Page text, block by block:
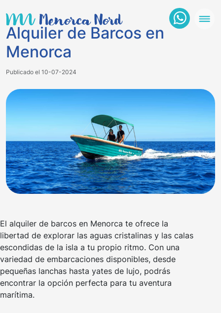
Alquiler de Barcos en
Menorca
Publicado el 10-07-2024
El alquiler de barcos en Menorca te ofrece la
libertad de explorar las aguas cristalinas y las calas
escondidas de la isla a tu propio ritmo. Con una
variedad de embarcaciones disponibles, desde
pequeñas lanchas hasta yates de lujo, podrás
encontrar la opción perfecta para tu aventura
marítima.